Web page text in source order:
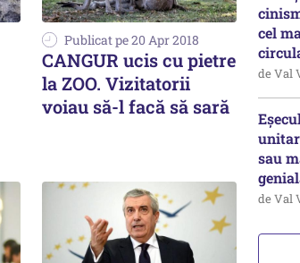
Publicat pe 20 Apr 2018
CANGUR ucis cu pietre
la ZOO. Vizitatorii
voiau să-l facă să sară
cel
de Val
sau
de Val